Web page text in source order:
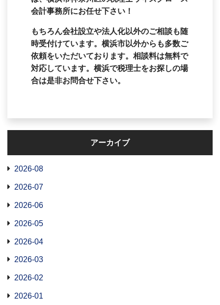
会計事務所にお任せ下さい！
もちろん会社設立や法人化以外のご相談も随
時受付けています。横浜市以外からも多数ご
依頼をいただいております。相談料は無料で
対応しています。横浜で税理士をお探しの場
合は是非お問合せ下さい。
アーカイブ
2026-08
2026-07
2026-06
2026-05
2026-04
2026-03
2026-02
2026-01